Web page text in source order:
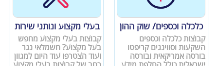
כלכלה וכספים/ שוק ההון
קבוצות כלכלה וכספים
השקעות וסווינגים קריפטו
בורסה אמריקאית ובורסה
בעלי מקצוע ונותני שירות
קבוצות בעלי מקצוע מחפש
בעל מקצוע? חשמלאי נגר
ועוד הצטרפו עוד היום למגוון